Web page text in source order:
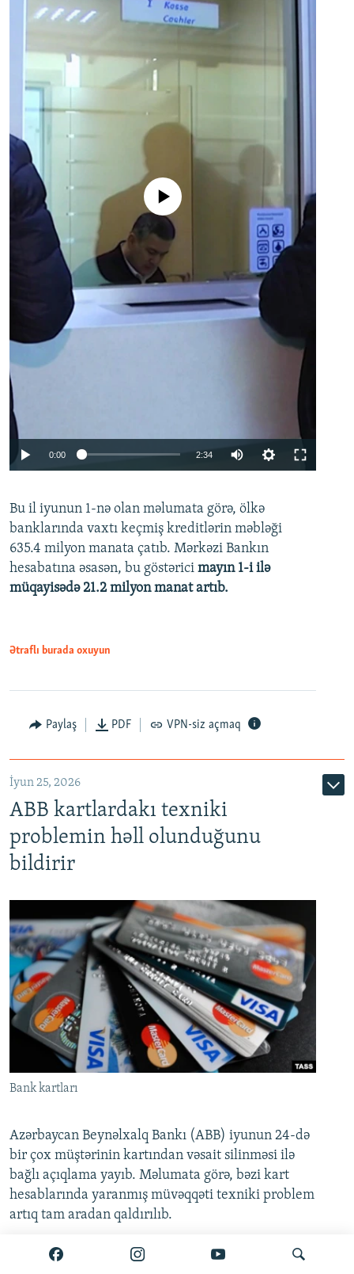
Auto 240p 360p 480p
720p 1080p
No media source currently available
0:00 2:34
360p
480p
720p
Bu il iyunun 1-nə olan məlumata görə, ölkə
banklarında vaxtı keçmiş kreditlərin məbləği
635.4 milyon manata çatıb. Mərkəzi Bankın
hesabatına əsasən, bu göstərici mayın 1-i ilə
müqayisədə 21.2 milyon manat artıb.
Ətraflı burada oxuyun
Paylaş PDF VPN-siz açmaq
İyun 25, 2026
ABB kartlardakı texniki
problemin həll olunduğunu
bildirir
Bank kartları
Azərbaycan Beynəlxalq Bankı (ABB) iyunun 24-də
bir çox müştərinin kartından vəsait silinməsi ilə
bağlı açıqlama yayıb. Məlumata görə, bəzi kart
hesablarında yaranmış müvəqqəti texniki problem
artıq tam aradan qaldırılıb.